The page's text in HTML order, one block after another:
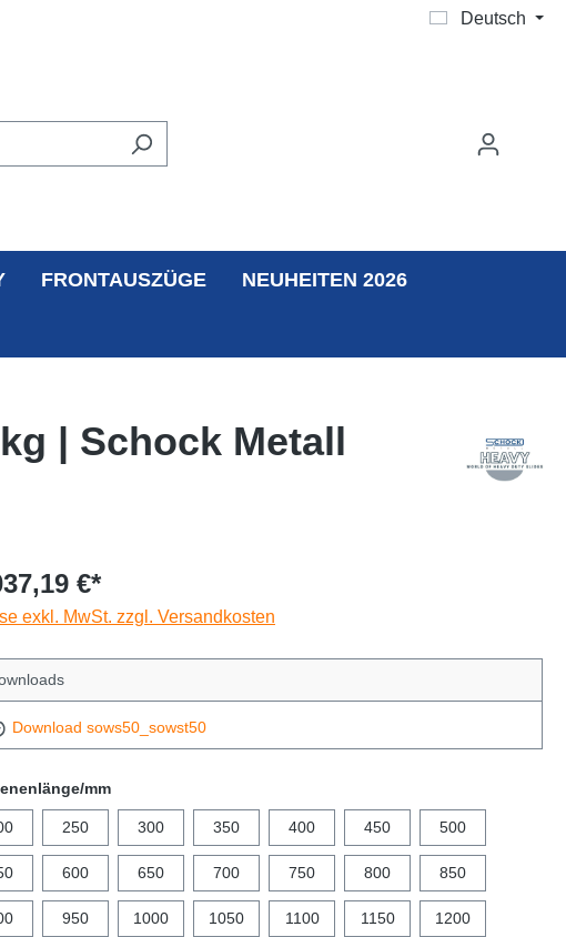
Deutsch
FRONTAUSZÜGE NEUHEITEN 2026
| Schock Metall
€*
exkl. MwSt. zzgl. Versandkosten
Download sows50_sowst50
mm
250 300 350 400 450 500
600 650 700 750 800 850
950 1000 1050 1100 1150 1200